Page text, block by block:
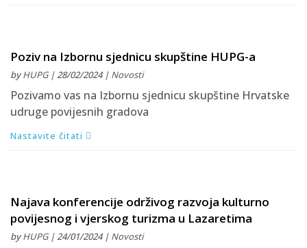
Poziv na Izbornu sjednicu skupštine HUPG-a
byHUPG| 28/02/2024 | Novosti
Pozivamo vas na Izbornu sjednicu skupštine Hrvatske
udruge povijesnih gradova
Nastavite čitati
Najava konferencije održivog razvoja kulturno
povijesnog i vjerskog turizma u Lazaretima
byHUPG| 24/01/2024 | Novosti